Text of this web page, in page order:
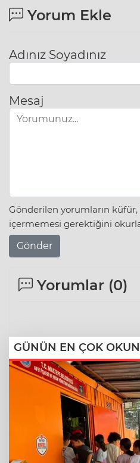
Yorum Ekle
Adınız Soyadınız
Mesaj
Gönderilen yorumların
içermemesi gerektiğini
Gönder
Yorumlar (0)
GÜNÜN EN ÇOK